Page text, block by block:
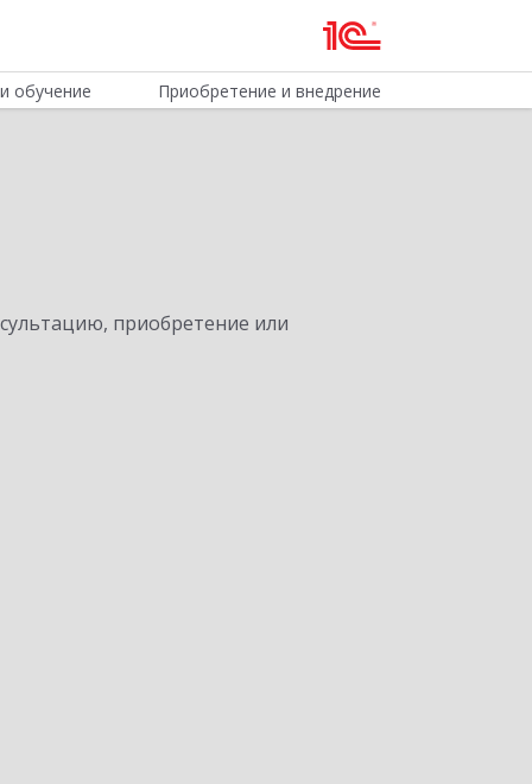
обучение Приобретение и внедрение
приобретение или